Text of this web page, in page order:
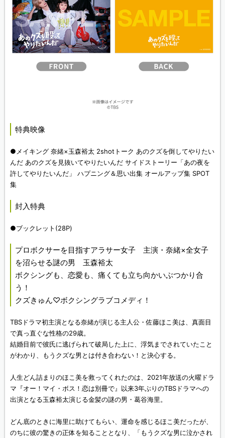
特典映像
●メイキング 奈緒×玉森裕太 2shotトーク あのクズを倒してやりたい
んだ あのクズを見抜いてやりたいんだ サイドストーリー「あの夜を
許してやりたいんだ」 ハプニング＆思い出集 オールアップ集 SPOT
集
封入特典
●ブックレット(28P)
プロボクサーを目指すアラサー女子 主演・奈緒×全女子
を沼らせる謎の男 玉森裕太
ボクシングも、恋愛も、痛くても立ち向かいぶつかり合
う！
クズきゅん♡ボクシングラブコメディ！
TBSドラマ初主演となる奈緒が演じる主人公・佐藤ほこ美は、真面目
で真っ直ぐな性格の29歳。
結婚目前で彼氏に逃げられて破局した上に、浮気までされていたこと
がわかり、もうクズな男とは付き合わない！と決心する。
人生どん詰まりのほこ美を救ってくれたのは、2021年放送の火曜ドラ
マ『オー！マイ・ボス！恋は別冊で』以来3年ぶりのTBSドラマへの
出演となる玉森裕太演じる金髪の謎の男・葛谷海里。
どん底のときに海里に助けてもらい、運命を感じるほこ美だったが、
のちに彼の驚きの正体を知ることとなり、「もうクズな男に泣かされ